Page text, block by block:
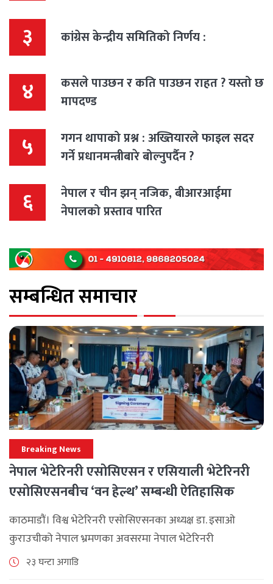
३ कांग्रेस केन्द्रीय समितिको निर्णय :
४
कसले पाउछन र कति पाउछन राहत ? यस्तो छ
मापदण्ड
५
गगन थापाको प्रश्न : अख्तियारले फाइल सदर
गर्ने प्रधानमन्त्रीबारे बोल्नुपर्दैन ?
६
नेपाल र चीन झन् नजिक, बीआरआईमा
नेपालको प्रस्ताव पारित
सम्बन्धित समाचार
Breaking News
नेपाल भेटेरिनरी एसोसिएसन र एसियाली भेटेरिनरी
एसोसिएसनबीच ‘वन हेल्थ’ सम्बन्धी ऐतिहासिक
समझदारी
काठमाडौं। विश्व भेटेरिनरी एसोसिएसनका अध्यक्ष डा. इसाओ
कुराउचीको नेपाल भ्रमणका अवसरमा नेपाल भेटेरिनरी
एसोसिएसनले अन्तर्राष्ट्रिय सहकार्यलाई नयाँ उचाइमा पुर्‍याउँदै
२३ घन्टा अगाडि